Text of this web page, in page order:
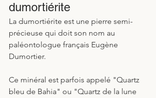
dumortiérite
La dumortiérite est une pierre semi-
précieuse qui doit son nom au
paléontologue français Eugène
Dumortier.
Ce minéral est parfois appelé "Quartz
bleu de Bahia" ou "Quartz de la lune